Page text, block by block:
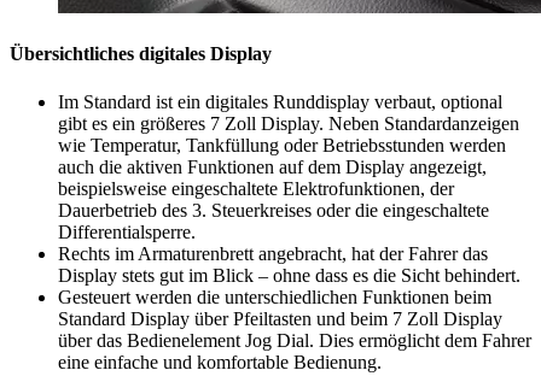
Übersichtliches digitales Display
Im Standard ist ein digitales Runddisplay verbaut, optional
gibt es ein größeres 7 Zoll Display. Neben Standardanzeigen
wie Temperatur, Tankfüllung oder Betriebsstunden werden
auch die aktiven Funktionen auf dem Display angezeigt,
beispielsweise eingeschaltete Elektrofunktionen, der
Dauerbetrieb des 3. Steuerkreises oder die eingeschaltete
Differentialsperre.
Rechts im Armaturenbrett angebracht, hat der Fahrer das
Display stets gut im Blick – ohne dass es die Sicht behindert.
Gesteuert werden die unterschiedlichen Funktionen beim
Standard Display über Pfeiltasten und beim 7 Zoll Display
über das Bedienelement Jog Dial. Dies ermöglicht dem Fahrer
eine einfache und komfortable Bedienung.